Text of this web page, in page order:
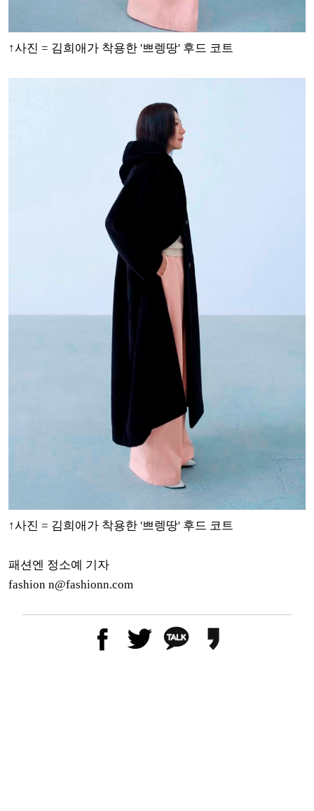
↑사진 = 김희애가 착용한 '쁘렝땅' 후드 코트
↑사진 = 김희애가 착용한 '쁘렝땅' 후드 코트
패션엔 정소예 기자
fashion n@fashionn.com